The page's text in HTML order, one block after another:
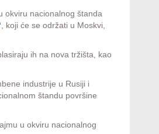
okviru nacionalnog štanda
, koji će se održati u Moskvi,
ih na nova tržišta, kao
industrije u Rusiji i
štandu površine
u okviru nacionalnog